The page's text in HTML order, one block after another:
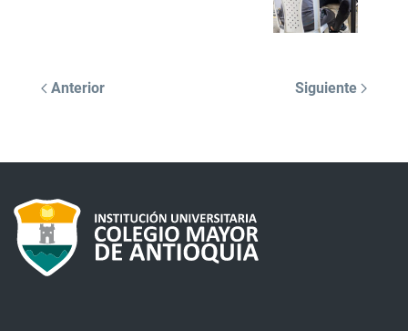
Anterior Siguiente